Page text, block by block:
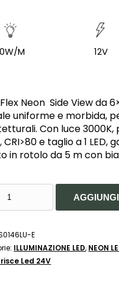
M 12V
Flex Neon Side View da
uniforme e morbida,
Con luce 3000K,
e taglio a 1
in rotolo da 5 m con
E
ILLUMINAZIONE LED, NEON
Led 24V